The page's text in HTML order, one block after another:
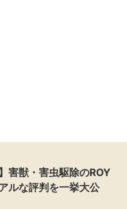
害獣・害虫駆除のROY
ルな評判を一挙大公